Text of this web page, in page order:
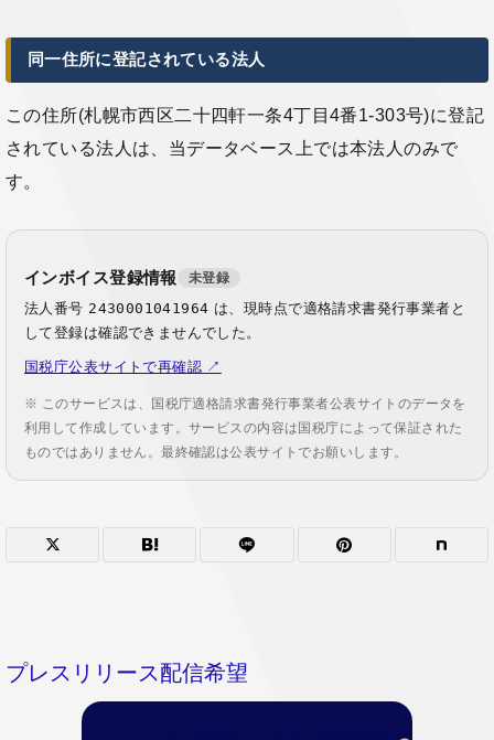
同一住所に登記されている法人
この住所(札幌市西区二十四軒一条4丁目4番1-303号)に登記
されている法人は、当データベース上では本法人のみで
す。
インボイス登録情報 未登録
法人番号 2430001041964 は、現時点で適格請求書発行事業者と
して登録は確認できませんでした。
国税庁公表サイトで再確認 ↗
※ このサービスは、国税庁適格請求書発行事業者公表サイトのデータを
利用して作成しています。サービスの内容は国税庁によって保証された
ものではありません。最終確認は公表サイトでお願いします。
プレスリリース配信希望